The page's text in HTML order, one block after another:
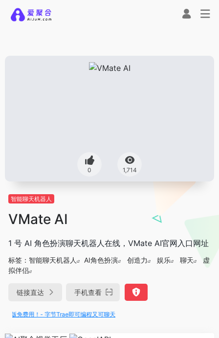
0 1,714
智能聊天机器人
VMate AI
1 号 AI 角色扮演聊天机器人在线，VMate AI官网入口网址
标签： 智能聊天机器人 AI角色扮演 创造力 娱乐 聊天
虚
拟伴侣
链接直达 手机查看
免费用！- 字节Trae即可编程又可聊天